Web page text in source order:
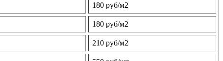
180 руб/м2
180 руб/м2
210 руб/м2